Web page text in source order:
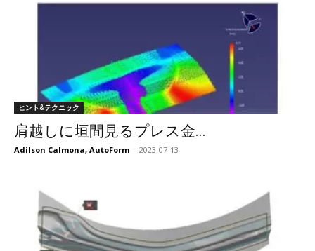
ヒント&テクニック
肩越しに垣間見るプレス金...
Adilson Calmona, AutoForm - 2023-07-13